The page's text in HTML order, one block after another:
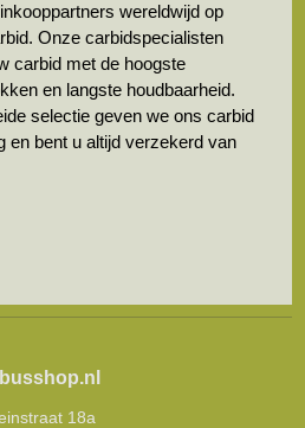
wereldwijd op
Onze carbidspecialisten
carbid met de hoogste
en langste houdbaarheid.
selectie geven we ons carbid
en bent u altijd verzekerd van
18a